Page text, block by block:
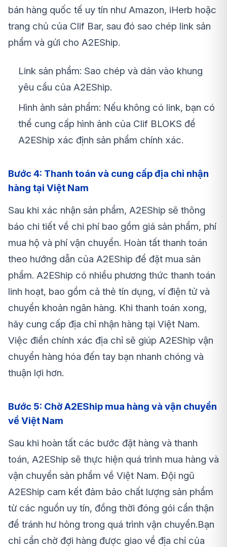
bán hàng quốc tế uy tín như Amazon, iHerb hoặc
trang chủ của Clif Bar, sau đó sao chép link sản
phẩm và gửi cho A2EShip.
Link sản phẩm: Sao chép và dán vào khung
yêu cầu của A2EShip.
Hình ảnh sản phẩm: Nếu không có link, bạn có
thể cung cấp hình ảnh của Clif BLOKS để
A2EShip xác định sản phẩm chính xác.
Bước 4: Thanh toán và cung cấp địa chỉ nhận
hàng tại Việt Nam
Sau khi xác nhận sản phẩm, A2EShip sẽ thông
báo chi tiết về chi phí bao gồm giá sản phẩm, phí
mua hộ và phí vận chuyển. Hoàn tất thanh toán
theo hướng dẫn của A2EShip để đặt mua sản
phẩm. A2EShip có nhiều phương thức thanh toán
linh hoạt, bao gồm cả thẻ tín dụng, ví điện tử và
chuyển khoản ngân hàng. Khi thanh toán xong,
hãy cung cấp địa chỉ nhận hàng tại Việt Nam.
Việc điền chính xác địa chỉ sẽ giúp A2EShip vận
chuyển hàng hóa đến tay bạn nhanh chóng và
thuận lợi hơn.
Bước 5: Chờ A2EShip mua hàng và vận chuyển
về Việt Nam
Sau khi hoàn tất các bước đặt hàng và thanh
toán, A2EShip sẽ thực hiện quá trình mua hàng và
vận chuyển sản phẩm về Việt Nam. Đội ngũ
A2EShip cam kết đảm bảo chất lượng sản phẩm
từ các nguồn uy tín, đồng thời đóng gói cẩn thận
để tránh hư hỏng trong quá trình vận chuyển.Bạn
chỉ cần chờ đợi hàng được giao về địa chỉ của